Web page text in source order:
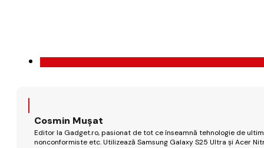
Cosmin Mușat
Editor la Gadget.ro, pasionat de tot ce înseamnă tehnologie de
nonconformiste etc. Utilizează Samsung Galaxy S25 Ultra și Acer